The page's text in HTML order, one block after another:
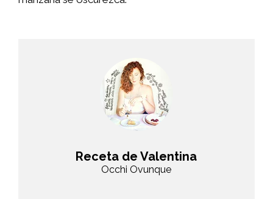
Receta de Valentina
Occhi Ovunque